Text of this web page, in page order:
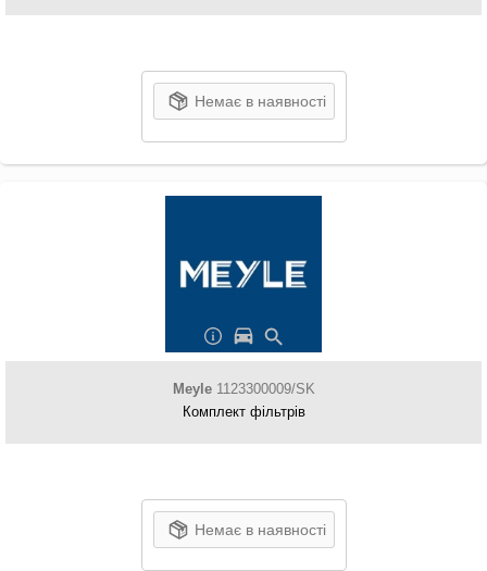
Немає в наявності
Meyle1123300009/SK
Комплект фільтрів
Немає в наявності